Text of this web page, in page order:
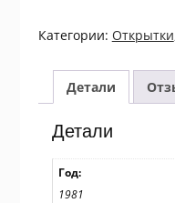
1981.
днем
рождения!
Художник
Четвериков
р507
Категории: Открытки
Детали
Детали
Год:
1981